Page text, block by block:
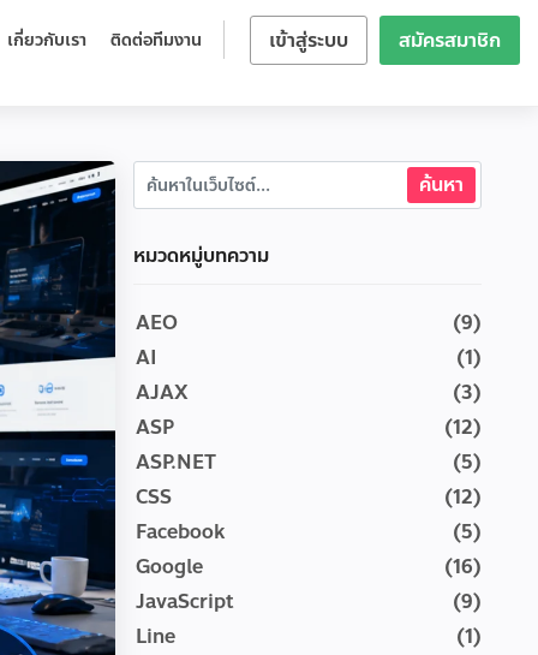
เข้าสู่ระบบ สมัครสมาชิก
เกี่ยวกับเรา ติดต่อทีมงาน
หมวดหมู่บทความ
AEO
(9)
AI
(1)
AJAX
(3)
ASP
(12)
ASP.NET
(5)
CSS
(12)
Facebook
(5)
Google
(16)
JavaScript
(9)
Line
(1)